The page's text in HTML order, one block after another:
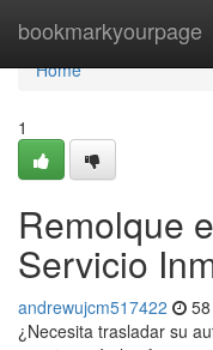
bookmarkyourpage
Home
Home
1
Remolque
Servicio
andrewujcm517422
¿Necesita trasladar su